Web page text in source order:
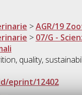
>AGR/19
> 07/G -
quality,
eprint/12402